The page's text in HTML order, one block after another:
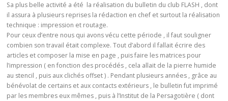
Sa plus belle activité a été la réalisation du bulletin du club FLASH , dont
il assura à plusieurs reprises la rédaction en chef et surtout la réalisation
technique : impression et routage.
Pour ceux d’entre nous qui avons vécu cette période , il faut souligner
combien son travail était complexe. Tout d’abord il fallait écrire des
articles et composer la mise en page , puis faire les matrices pour
l’impression ( en fonction des procédés , cela allait de la pierre humide
au stencil , puis aux clichés offset ) . Pendant plusieurs années , grâce au
bénévolat de certains et aux contacts extérieurs , le bulletin fut imprimé
par les membres eux mêmes , puis à l’Institut de la Persagotière ( dont